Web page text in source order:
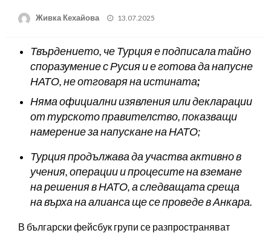
Живка Кехайова
Posted
13.07.2025
Твърдението, че Турция е подписала тайно
споразумение с Русия и е готова да напусне
НАТО, не отговаря на истината;
Няма официални изявления или декларации
от турското правителство, показващи
намерение за напускане на НАТО;
Турция продължава да участва активно в
учения, операции и процесите на вземане
на решения в НАТО, а следващата среща
на върха на алианса ще се проведе в Анкара.
В български фейсбук групи се разпространяват